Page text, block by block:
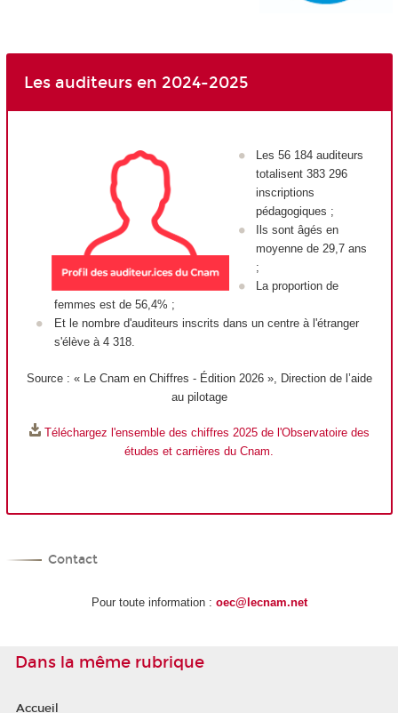
Les auditeurs en 2024-2025
Les 56 184 auditeurs
totalisent 383 296
inscriptions
pédagogiques ;
Ils sont âgés en
moyenne de 29,7 ans
;
La proportion de
femmes est de 56,4% ;
Et le nombre d'auditeurs inscrits dans un centre à l'étranger
s'élève à 4 318.
Source : « Le Cnam en Chiffres - Édition 2026 », Direction de l’aide
au pilotage
Téléchargez l'ensemble des chiffres 2025 de l'Observatoire des
études et carrières du Cnam.
Contact
Pour toute information : oec@lecnam.net
Dans la même rubrique
Accueil